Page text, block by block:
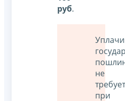
руб.
не
при